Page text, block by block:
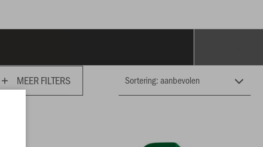
MEER FILTERS